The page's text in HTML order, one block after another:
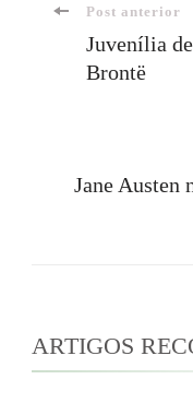
Post anterior
Juvenília
Brontë
Jane Austen
ARTIGOS